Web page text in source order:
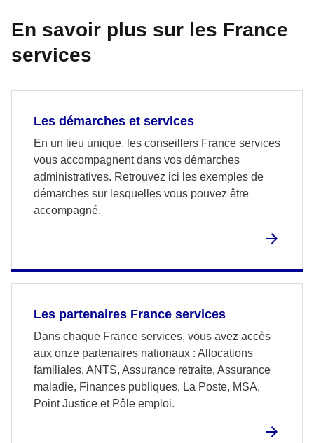
En savoir plus sur les France
services
Les démarches et services
En un lieu unique, les conseillers France services
vous accompagnent dans vos démarches
administratives. Retrouvez ici les exemples de
démarches sur lesquelles vous pouvez être
accompagné.
Les partenaires France services
Dans chaque France services, vous avez accès
aux onze partenaires nationaux : Allocations
familiales, ANTS, Assurance retraite, Assurance
maladie, Finances publiques, La Poste, MSA,
Point Justice et Pôle emploi.